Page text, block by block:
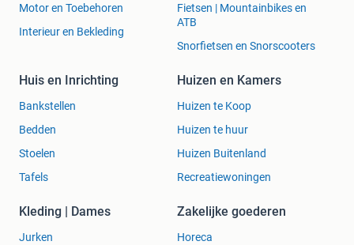
Motor en Toebehoren
Interieur en Bekleding
Fietsen | Mountainbikes en
ATB
Snorfietsen en Snorscooters
Huis en Inrichting
Bankstellen
Bedden
Stoelen
Tafels
Huizen en Kamers
Huizen te Koop
Huizen te huur
Huizen Buitenland
Recreatiewoningen
Kleding | Dames
Jurken
Zakelijke goederen
Horeca